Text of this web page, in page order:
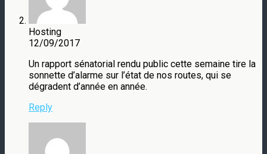
Hosting
12/09/2017
Un rapport sénatorial rendu public cette semaine tire la
sonnette d’alarme sur l’état de nos routes, qui se
dégradent d’année en année.
Reply